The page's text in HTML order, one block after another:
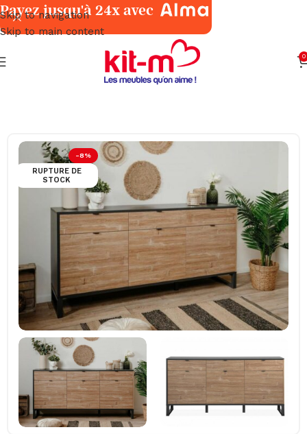
Skip to navigation
Skip to main content
0
Salles à Manger Meubles
-8%
RUPTURE DE
STOCK
Payez jusqu'à 24x avec